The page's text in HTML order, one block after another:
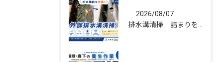
2026/08/07
排水溝清掃｜詰まりを解消し、雨水の流れを改善しました！